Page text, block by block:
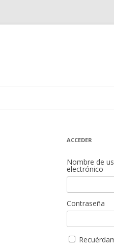
ACCEDER
Nombre de
electrónico
Contraseña